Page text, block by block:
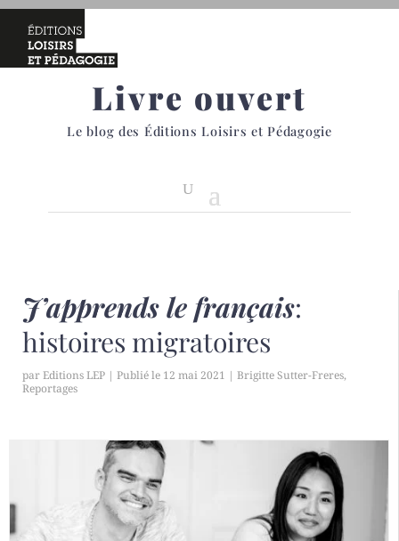
Livre ouvert
Le blog des Éditions Loisirs et Pédagogie
J’apprends le français:
histoires migratoires
parEditions LEP | 12 mai 2021 | Brigitte Sutter-Freres,
Reportages